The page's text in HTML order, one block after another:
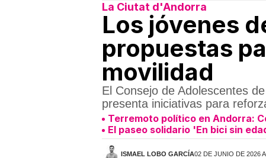
La Ciutat d'Andorra
Los jóvenes
propuestas
movilidad
El Consejo de Adolescentes
presenta iniciativas para
Terremoto político en Andorra:
El paseo solidario 'En bici sin
ISMAEL LOBO GARCÍA02 DE JUNIO DE 2026